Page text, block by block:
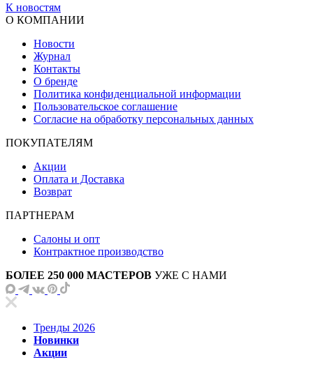
К новостям
О КОМПАНИИ
Новости
Журнал
Контакты
О бренде
Политика конфиденциальной информации
Пользовательское соглашение
Согласие на обработку персональных данных
ПОКУПАТЕЛЯМ
Акции
Оплата и Доставка
Возврат
ПАРТНЕРАМ
Салоны и опт
Контрактное производство
БОЛЕЕ 250 000 МАСТЕРОВ УЖЕ С НАМИ
Тренды 2026
Новинки
Акции